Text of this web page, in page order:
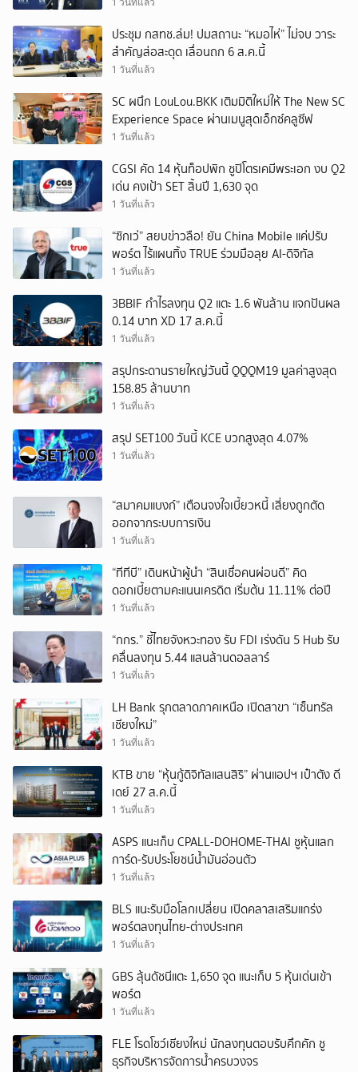
ประชุม กสทช.ล่ม! ปมสถานะ “หมอไห่” ไม่จบ วาระ
สำคัญส่อสะดุด เลื่อนถก 6 ส.ค.นี้
1 วันที่แล้ว
SC ผนึก LouLou.BKK เติมมิติใหม่ให้ The New SC
Experience Space ผ่านเมนูสุดเอ็กซ์คลูซีฟ
1 วันที่แล้ว
CGSI คัด 14 หุ้นท็อปพิก ชูปิโตรเคมีพระเอก งบ Q2
เด่น คงเป้า SET สิ้นปี 1,630 จุด
1 วันที่แล้ว
“ซิกเว่” สยบข่าวลือ! ยัน China Mobile แค่ปรับ
พอร์ต ไร้แผนทิ้ง TRUE ร่วมมือลุย AI-ดิจิทัล
1 วันที่แล้ว
3BBIF กำไรลงทุน Q2 แตะ 1.6 พันล้าน แจกปันผล
0.14 บาท XD 17 ส.ค.นี้
1 วันที่แล้ว
สรุปกระดานรายใหญ่วันนี้ QQQM19 มูลค่าสูงสุด
158.85 ล้านบาท
1 วันที่แล้ว
สรุป SET100 วันนี้ KCE บวกสูงสุด 4.07%
1 วันที่แล้ว
“สมาคมแบงก์” เตือนจงใจเบี้ยวหนี้ เสี่ยงถูกตัด
ออกจากระบบการเงิน
1 วันที่แล้ว
“ทีทีบี” เดินหน้าผู้นำ “สินเชื่อคนผ่อนดี” คิด
ดอกเบี้ยตามคะแนนเครดิต เริ่มต้น 11.11% ต่อปี
1 วันที่แล้ว
“กกร.” ชี้ไทยจังหวะทอง รับ FDI เร่งดัน 5 Hub รับ
คลื่นลงทุน 5.44 แสนล้านดอลลาร์
1 วันที่แล้ว
LH Bank รุกตลาดภาคเหนือ เปิดสาขา “เซ็นทรัล
เชียงใหม่”
1 วันที่แล้ว
KTB ขาย “หุ้นกู้ดิจิทัลแสนสิริ” ผ่านแอปฯ เป๋าตัง ดี
เดย์ 27 ส.ค.นี้
1 วันที่แล้ว
ASPS แนะเก็บ CPALL-DOHOME-THAI ชูหุ้นแลก
การ์ด-รับประโยชน์น้ำมันอ่อนตัว
1 วันที่แล้ว
BLS แนะรับมือโลกเปลี่ยน เปิดคลาสเสริมแกร่ง
พอร์ตลงทุนไทย-ต่างประเทศ
1 วันที่แล้ว
GBS ลุ้นดัชนีแตะ 1,650 จุด แนะเก็บ 5 หุ้นเด่นเข้า
พอร์ต
1 วันที่แล้ว
FLE โรดโชว์เชียงใหม่ นักลงทุนตอบรับคึกคัก ชู
ธุรกิจบริหารจัดการน้ำครบวงจร